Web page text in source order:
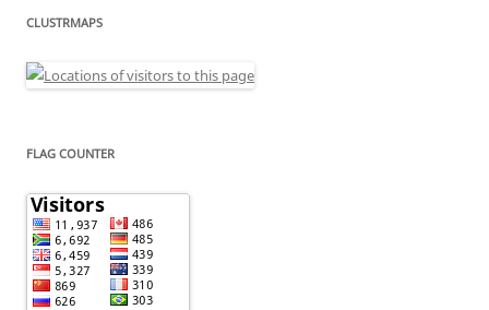
CLUSTRMAPS
FLAG COUNTER